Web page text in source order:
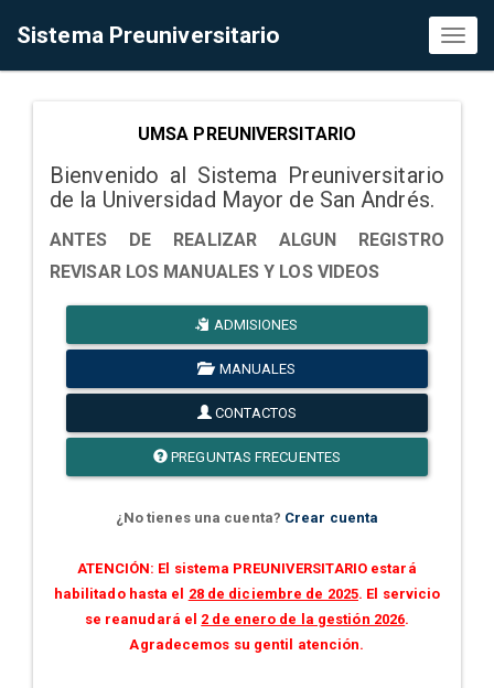
Sistema Preuniversitario
UMSA PREUNIVERSITARIO
Bienvenido al Sistema Preuniversitario
de la Universidad Mayor de San Andrés.
ANTES DE REALIZAR ALGUN REGISTRO
REVISAR LOS MANUALES Y LOS VIDEOS
ADMISIONES
MANUALES
CONTACTOS
PREGUNTAS FRECUENTES
¿No tienes una cuenta? Crear cuenta
ATENCIÓN: El sistema PREUNIVERSITARIO estará
habilitado hasta el 28 de diciembre de 2025. El servicio
se reanudará el 2 de enero de la gestión 2026.
Agradecemos su gentil atención.